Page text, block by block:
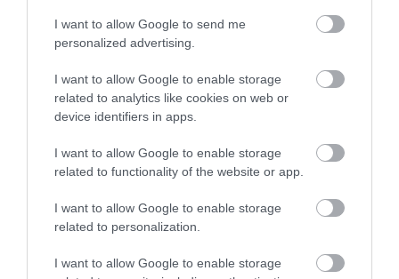
I want to allow Google to send me
personalized advertising.
I want to allow Google to enable storage
related to analytics like cookies on web or
device identifiers in apps.
I want to allow Google to enable storage
related to functionality of the website or app.
I want to allow Google to enable storage
related to personalization.
I want to allow Google to enable storage
καταστροφικής πυρκαγιάς – Το
χρονικό της τραγωδίας
Εύβοια: Πότε θα γίνει ο καθιερωμένος
έρανος για το «Στιφάδο της Παναγίας»
08.08.2026 | 19:40
Ο Αλέξης Τσίπρας παρουσιάζει το
οικονομικό πρόγραμμα της ΕΛ.Α.Σ. στη
Θεσσαλονίκη
Όλες οι τελευταίες ειδήσεις